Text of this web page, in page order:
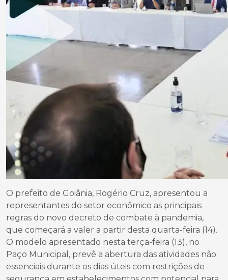
O prefeito de Goiânia, Rogério Cruz, apresentou a
representantes do setor econômico as principais
regras do novo decreto de combate à pandemia,
que começará a valer a partir desta quarta-feira (14).
O modelo apresentado nesta terça-feira (13), no
Paço Municipal, prevê a abertura das atividades não
essenciais durante os dias úteis com restrições de